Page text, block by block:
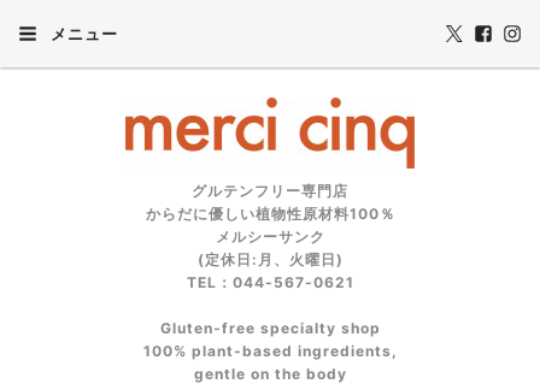
メニュー
グルテンフリー専門店
からだに優しい植物性原材料100％
メルシーサンク
(定休日:月、火曜日)
TEL：044-567-0621
Gluten‑free specialty shop
100% plant‑based ingredients,
gentle on the body